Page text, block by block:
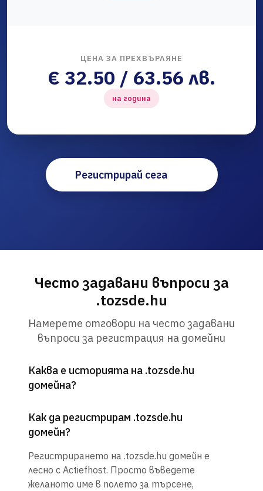
ЦЕНА ЗА ПРЕХВЪРЛЯНЕ
€ 32.50 / 63.56 лв.
на година
Регистрирай сега
Често задавани въпроси за
.tozsde.hu
Намерете отговори на често задавани
въпроси за регистрация на домейни
Каква е историята на .tozsde.hu
домейна?
Как да регистрирам .tozsde.hu
домейн?
Регистрирането на .tozsde.hu домейн е
лесно с Actiefhost. Просто въведете
желаното име в полето за търсене,